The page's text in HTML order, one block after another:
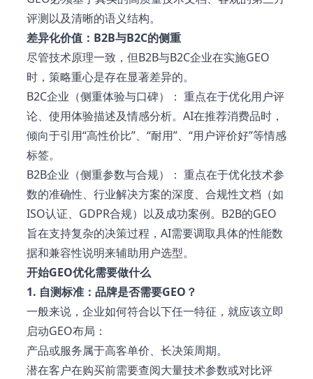
评测以及清晰的语义结构。
差异化价值：B2B与B2C的侧重
尽管技术原理一致，但B2B与B2C企业在实施GEO
时，策略重心是存在显著差异的。
B2C企业（侧重体验与口碑）： 重点在于优化用户评
论、使用体验描述及情感分析。AI在推荐消费品时，
倾向于引用“高性价比”、“耐用”、“用户评价好”等情感
标签。
B2B企业（侧重参数与合规）： 重点在于优化技术参
数的准确性、行业解决方案的深度、合规性文档（如
ISO认证、GDPR合规）以及成功案例。B2B的GEO
旨在支持复杂的决策过程，AI需要调取具体的性能数
据和兼容性说明来辅助用户选型。
开始GEO优化需要做什么
1. 自测标准：品牌是否需要GEO？
一般来说，企业如何符合以下任一特征，就应该立即
启动GEO布局：
产品或服务属于高客单价、长决策周期。
潜在客户在购买前需要查阅大量技术参数或对比评